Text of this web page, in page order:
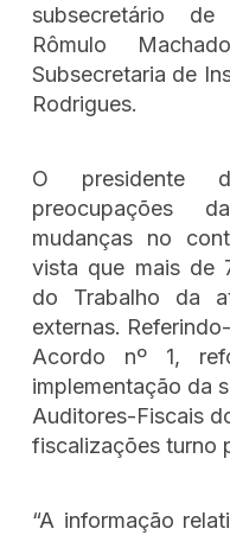
subsecretário
Rômulo
Subsecretaria de
Rodrigues.
O presidente
preocupações
mudanças no
vista que mais de
do Trabalho da
externas.
Acordo nº 1,
implementação da
Auditores-Fiscais
fiscalizações turno
“A informação